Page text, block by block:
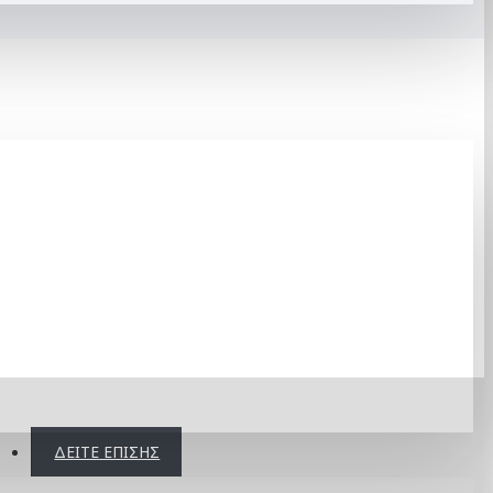
ΔΕΊΤΕ ΕΠΊΣΗΣ